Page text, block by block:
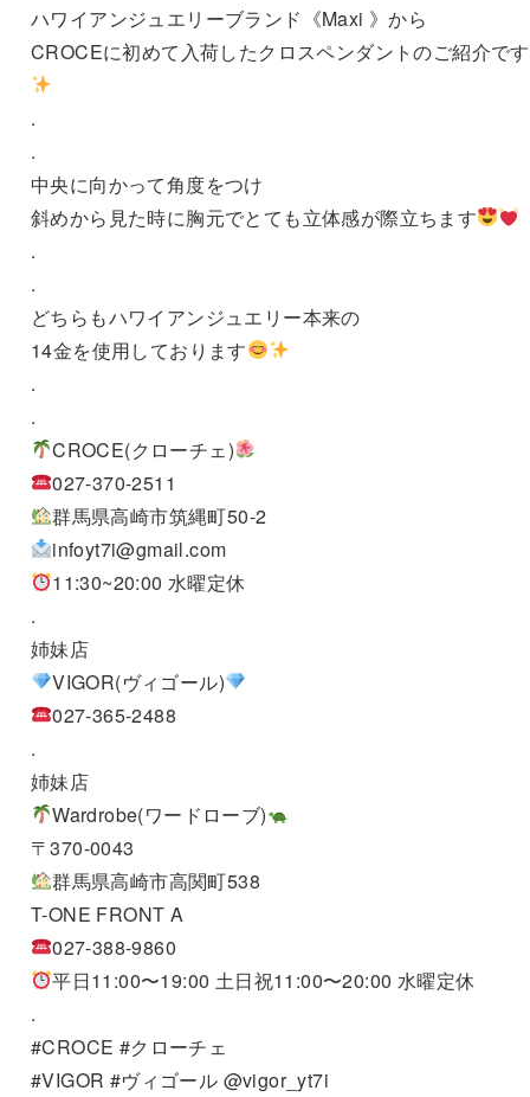
ハワイアンジュエリーブランド《Maxi 》から
CROCEに初めて入荷したクロスペンダントのご紹介です
.
.
中央に向かって角度をつけ
斜めから見た時に胸元でとても立体感が際立ちます
.
.
どちらもハワイアンジュエリー本来の
14金を使用しております
.
.
CROCE(クローチェ)
027-370-2511
群馬県高崎市筑縄町50-2
infoyt7i@gmail.com
11:30~20:00 水曜定休
.
姉妹店
VIGOR(ヴィゴール)
027-365-2488
.
姉妹店
Wardrobe(ワードローブ)
〒370-0043
群馬県高崎市高関町538
T-ONE FRONT A
027-388-9860
平日11:00〜19:00 土日祝11:00〜20:00 水曜定休
.
#CROCE #クローチェ
#VIGOR #ヴィゴール @vigor_yt7i